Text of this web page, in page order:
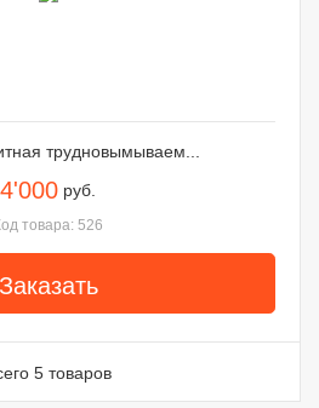
трудновымываем...
4'000 руб.
товара: 526
Заказать
5 товаров